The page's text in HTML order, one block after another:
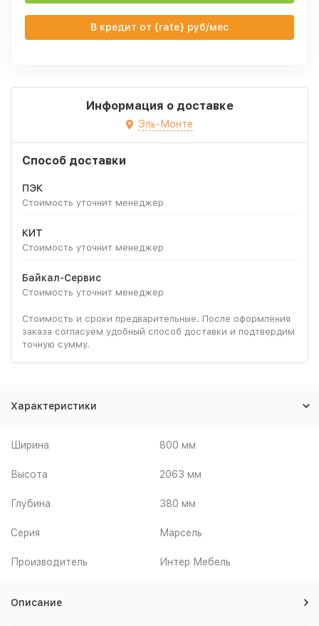
В кредит от {rate} руб/мес
Информация о доставке
Эль-Монте
Способ доставки
ПЭК
Стоимость уточнит менеджер
КИТ
Стоимость уточнит менеджер
Байкал-Сервис
Стоимость уточнит менеджер
Стоимость и сроки предварительные. После оформления
заказа согласуем удобный способ доставки и подтвердим
точную сумму.
Характеристики
Ширина 800 мм
Высота 2063 мм
Глубина 380 мм
Серия Марсель
Производитель Интер Мебель
Описание